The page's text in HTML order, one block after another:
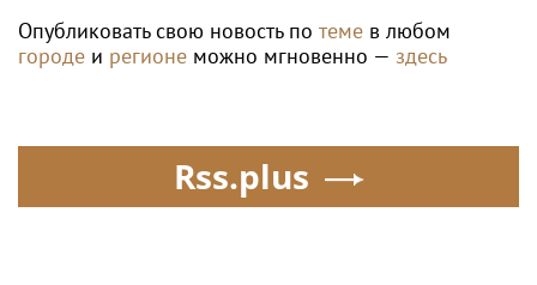
Опубликовать свою новость по теме в любом
городе и регионе можно мгновенно — здесь
Rss.plus